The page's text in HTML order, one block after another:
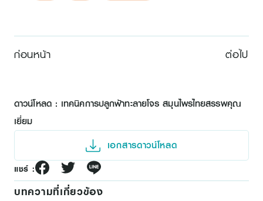
ก่อนหน้า ต่อไป
ดาวน์โหลด : เทคนิคการปลูกฟ้าทะลายโจร สมุนไพรไทยสรรพคุณ
เยี่ยม
เอกสารดาวน์โหลด
แชร์ :
บทความที่เกี่ยวข้อง